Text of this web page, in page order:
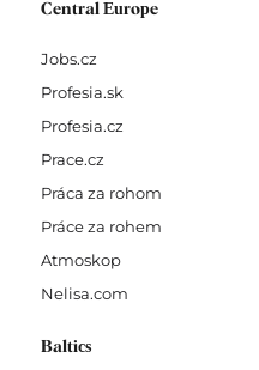
Central Europe
Jobs.cz
Profesia.sk
Profesia.cz
Prace.cz
Práca za rohom
Práce za rohem
Atmoskop
Nelisa.com
Baltics